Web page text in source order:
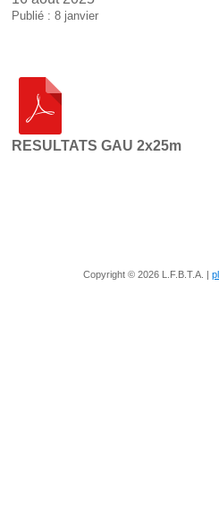
Publié : 8 janvier
RESULTATS GAU 2x25m
Copyright © 2026 L.F.B.T.A. |